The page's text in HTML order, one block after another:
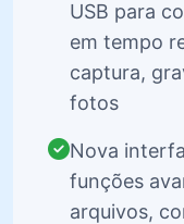
USB para
em tempo
captura,
fotos
Nova
funções
arquivos,